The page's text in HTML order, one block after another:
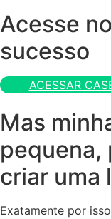
Acesse
sucesso
ACESSAR
Mas
pequena,
criar uma
Exatamente por